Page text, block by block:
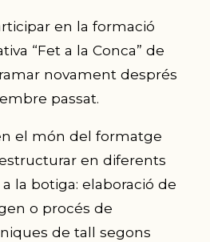
en la formació
“Fet a la Conca” de
novament després
passat.
el món del formatge
en diferents
la botiga: elaboració de
o procés de
de tall segons